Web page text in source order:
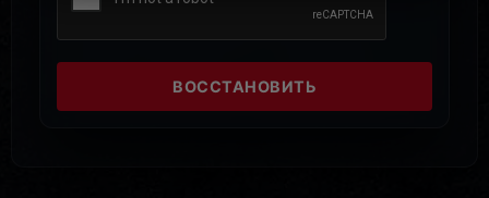
ВОССТАНОВИТЬ